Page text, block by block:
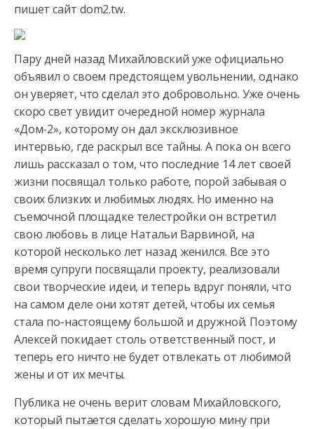
пишет сайт dom2.tw.
Пару дней назад Михайловский уже официально
объявил о своем предстоящем увольнении, однако
он уверяет, что сделал это добровольно. Уже очень
скоро свет увидит очередной номер журнала
«Дом-2», которому он дал эксклюзивное
интервью, где раскрыл все тайны. А пока он всего
лишь рассказал о том, что последние 14 лет своей
жизни посвящал только работе, порой забывая о
своих близких и любимых людях. Но именно на
съемочной площадке телестройки он встретил
свою любовь в лице Натальи Варвиной, на
которой несколько лет назад женился. Все это
время супруги посвящали проекту, реализовали
свои творческие идеи, и теперь вдруг поняли, что
на самом деле они хотят детей, чтобы их семья
стала по-настоящему большой и дружной. Поэтому
Алексей покидает столь ответственный пост, и
теперь его ничто не будет отвлекать от любимой
жены и от их мечты.
Публика не очень верит словам Михайловского,
который пытается сделать хорошую мину при